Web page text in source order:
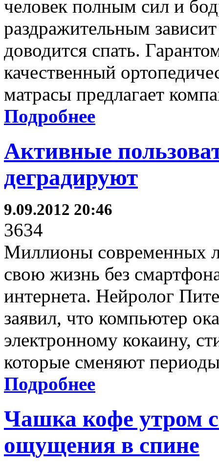
человек полным сил и
раздражительным
доводится спать.
качественный
матрасы предлагает
Подробнее
Активные
деградируют
9.09.2012 20:46
3634
Миллионы современных
свою жизнь без
интернета. Нейролог
заявил, что компьютер
электронному кокаину,
которые сменяют
Подробнее
Чашка кофе утром
ощущения в спине